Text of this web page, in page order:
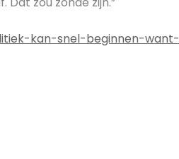
kan-snel-beginnen-want-